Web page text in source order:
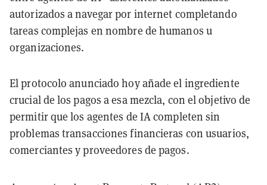
autorizados a navegar por internet completando
tareas complejas en nombre de humanos u
organizaciones.
El protocolo anunciado hoy añade el ingrediente
crucial de los pagos a esa mezcla, con el objetivo de
permitir que los agentes de IA completen sin
problemas transacciones financieras con usuarios,
comerciantes y proveedores de pagos.